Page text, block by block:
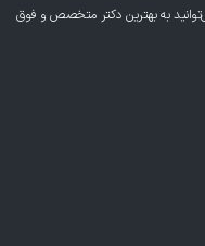
به بهترین دکتر متخصص و فوق